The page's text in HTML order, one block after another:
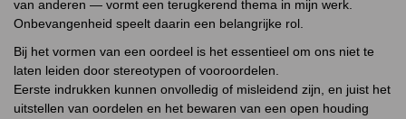
van anderen — vormt een terugkerend thema in mijn werk.
Onbevangenheid speelt daarin een belangrijke rol.
Bij het vormen van een oordeel is het essentieel om ons niet te
laten leiden door stereotypen of vooroordelen.
Eerste indrukken kunnen onvolledig of misleidend zijn, en juist het
uitstellen van oordelen en het bewaren van een open houding